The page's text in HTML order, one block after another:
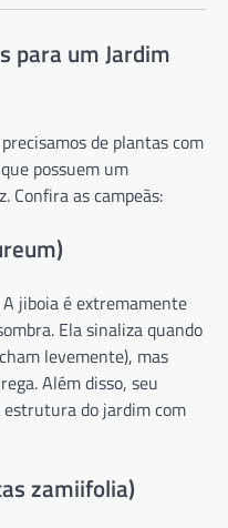
para um Jardim
de plantas com
possuem um
Confira as campeãs:
jiboia é extremamente
Ela sinaliza quando
levemente), mas
Além disso, seu
do jardim com
zamiifolia)